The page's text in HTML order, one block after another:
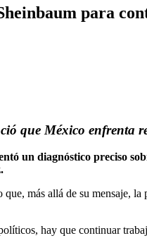
para
que México enfrenta
un diagnóstico preciso
más allá de su mensaje,
hay que continuar